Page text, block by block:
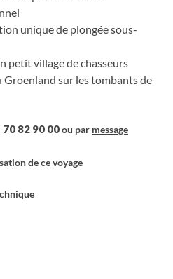
unique de plongée sous-
petit village de chasseurs
sur les tombants de
70 82 90 00ou par message
de ce voyage